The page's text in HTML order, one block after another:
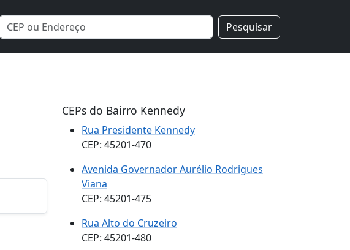
Pesquisar
CEPs do Bairro Kennedy
Rua Presidente Kennedy
CEP: 45201-470
Avenida Governador Aurélio Rodrigues
Viana
CEP: 45201-475
Rua Alto do Cruzeiro
CEP: 45201-480